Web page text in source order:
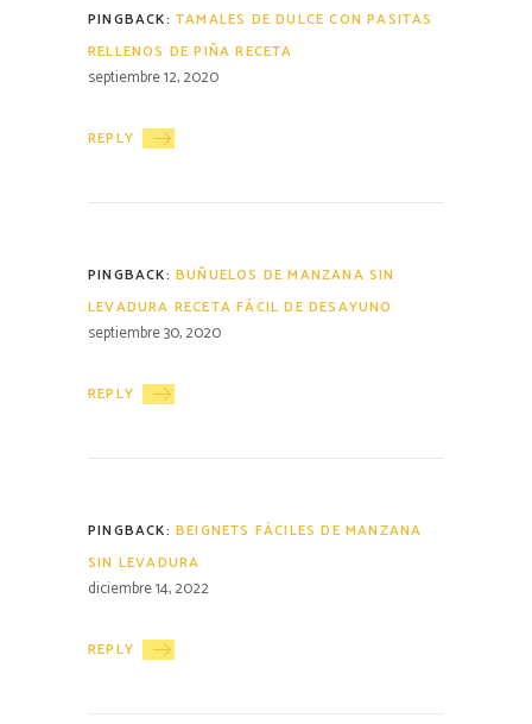
PINGBACK: TAMALES DE DULCE CON PASITAS
RELLENOS DE PIÑA RECETA
septiembre 12, 2020
REPLY
PINGBACK: BUÑUELOS DE MANZANA SIN
LEVADURA RECETA FÁCIL DE DESAYUNO
septiembre 30, 2020
REPLY
PINGBACK: BEIGNETS FÁCILES DE MANZANA
SIN LEVADURA
diciembre 14, 2022
REPLY